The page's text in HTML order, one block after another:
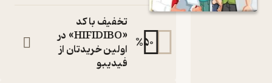
برای
بازریابان
جلد 12 اثر
%
تخفیف با کد
«HIFIDIBO» در
اولین خریدتان از
فیدیبو